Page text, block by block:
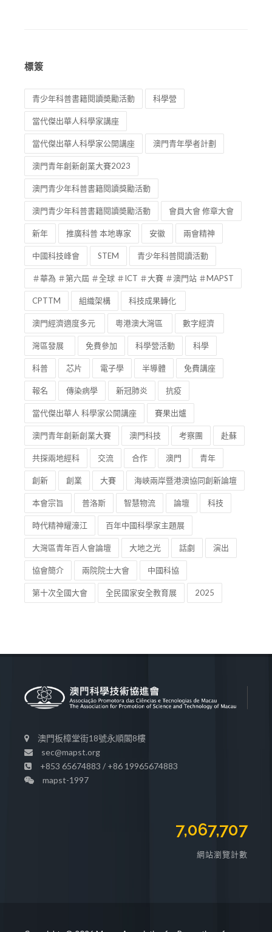
標簽
青少年科普書籍閱讀奬勵活動 科學營
當代傑出華人科學家講座
當代傑出華人科學家公開講座 澳門青年學者計劃
澳門青年創新創業大賽2023
澳門青少年科普書籍閱讀獎勵活動
澳門青少年科普書籍閱讀奬勵活動 會員大會 修章大會
新年 推廣科普 本地專家 安徽 兩會精神
中國科技峰會 STEM 青少年科普閱讀活動
＃華為 ＃第六屆 ＃全球 ＃ICT ＃大賽 ＃澳門站 ＃MAPST
CPTTM 組織架構 科技成果轉化
澳門經濟適度多元 粵港澳大灣區 數字經濟
灣區發展 免費參加 科學營活動 科學
科普 芯片 電子學 半導體 免費講座
報名 傳染病學 新冠肺炎 抗疫
當代傑出華人 科學家公開講座 賽果出爐
澳門青年創新創業大賽 澳門科技 考察團 赴蘇
共探兩地經科 交流 合作 澳門 青年
創新 創業 大賽 海峽兩岸暨港澳協同創新論壇
本會宗旨 普洛斯 智慧物流 論壇 科技
時代精神耀濠江 百年中國科學家主題展
大灣區青年百人會論壇 大地之光 話劇 演出
協會簡介 兩院院士大會 中國科協
第十次全國大會 全民國家安全教育展 2025
澳門板樟堂街18號永順閣8樓
sec@mapst.org
+853 65674883 / +86 19965674883
mapst-1997
7,067,707
網站瀏覽計數